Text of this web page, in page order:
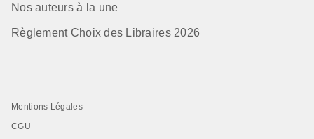
Nos auteurs à la une
Règlement Choix des Libraires 2026
Mentions Légales
CGU